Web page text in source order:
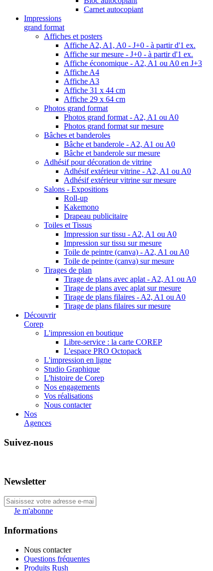
Carnet autocopiant
Impressions
grand format
Affiches et posters
Affiche A2, A1, A0 - J+0 - à partir d'1 ex.
Affiche sur mesure - J+0 - à partir d'1 ex.
Affiche économique - A2, A1 ou A0 en J+3
Affiche A4
Affiche A3
Affiche 31 x 44 cm
Affiche 29 x 64 cm
Photos grand format
Photos grand format - A2, A1 ou A0
Photos grand format sur mesure
Bâches et banderoles
Bâche et banderole - A2, A1 ou A0
Bâche et banderole sur mesure
Adhésif pour décoration de vitrine
Adhésif extérieur vitrine - A2, A1 ou A0
Adhésif extérieur vitrine sur mesure
Salons - Expositions
Roll-up
Kakemono
Drapeau publicitaire
Toiles et Tissus
Impression sur tissu - A2, A1 ou A0
Impression sur tissu sur mesure
Toile de peintre (canva) - A2, A1 ou A0
Toile de peintre (canva) sur mesure
Tirages de plan
Tirage de plans avec aplat - A2, A1 ou A0
Tirage de plans avec aplat sur mesure
Tirage de plans filaires - A2, A1 ou A0
Tirage de plans filaires sur mesure
Découvrir
Corep
L'impression en boutique
Libre-service : la carte COREP
L'espace PRO Octopack
L'impression en ligne
Studio Graphique
L'histoire de Corep
Nos engagements
Vos réalisations
Nous contacter
Nos
Agences
Suivez-nous
Newsletter
Je m'abonne
Informations
Nous contacter
Questions fréquentes
Produits Rush